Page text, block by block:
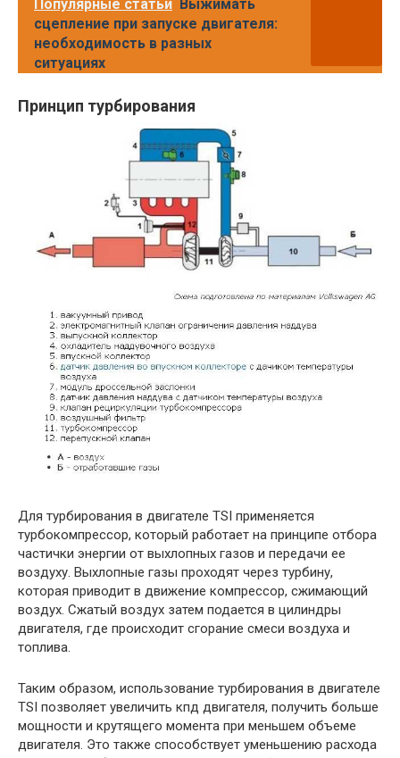
Популярные статьи Выжимать
сцепление при запуске двигателя:
необходимость в разных
ситуациях
Принцип турбирования
Для турбирования в двигателе TSI применяется
турбокомпрессор, который работает на принципе отбора
частички энергии от выхлопных газов и передачи ее
воздуху. Выхлопные газы проходят через турбину,
которая приводит в движение компрессор, сжимающий
воздух. Сжатый воздух затем подается в цилиндры
двигателя, где происходит сгорание смеси воздуха и
топлива.
Таким образом, использование турбирования в двигателе
TSI позволяет увеличить кпд двигателя, получить больше
мощности и крутящего момента при меньшем объеме
двигателя. Это также способствует уменьшению расхода